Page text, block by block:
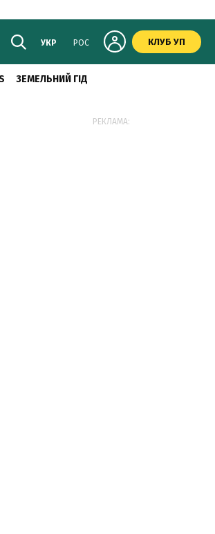
УКР РОС КЛУБ УП
ЗЕМЕЛЬНИЙ ГІД
РЕКЛАМА: